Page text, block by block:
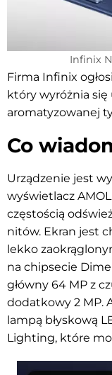
Infinix
Firma Infinix
który wyróżnia
aromatyzowanej
Co
Urządzenie jest
wyświetlacz
częstością
nitów. Ekran jest
lekko
na chipsecie
główny 64 MP z
dodatkowy 2 MP.
lampą błyskową
Lighting, które